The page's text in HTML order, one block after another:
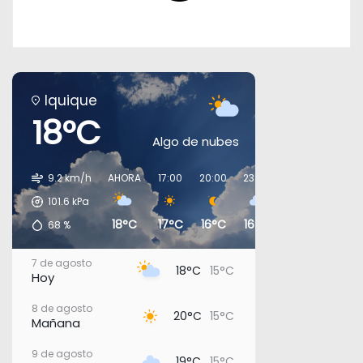
Iquique
18°C Algo de nubes
9.2 km/h
101.6 kPa
68 %
AHORA
18°C
17:00
17°C
20:00
16°C
23:00
16°C
7 de agosto
Hoy 18°C 15°C
8 de agosto
Mañana 20°C 15°C
9 de agosto